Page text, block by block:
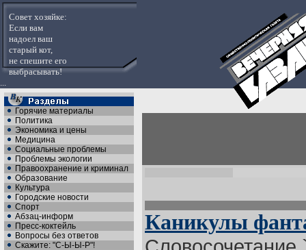
Совет хозяйке:
Если вам
надоел ваш
старый кот,
не спешите его
выбрасывать!
...
Горячие материалы
Политика
Экономика и цены
Медицина
Социальные проблемы
Проблемы экологии
Правоохранение и криминал
Образование
Культура
Городские новости
Спорт
Абзац-информ
Пресс-коктейль
Вопросы без ответов
Скажите: "С-Ы-Ы-Р"!
Каникулы